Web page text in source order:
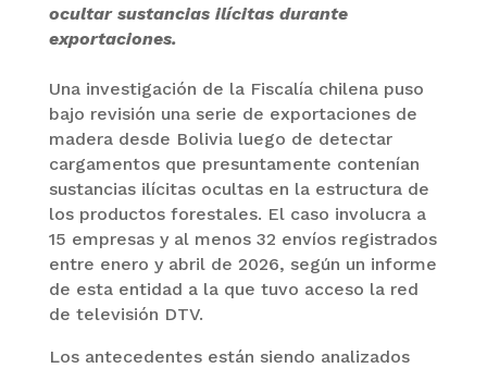
ocultar sustancias ilícitas durante
exportaciones.
Una investigación de la Fiscalía chilena puso
bajo revisión una serie de exportaciones de
madera desde Bolivia luego de detectar
cargamentos que presuntamente contenían
sustancias ilícitas ocultas en la estructura de
los productos forestales. El caso involucra a
15 empresas y al menos 32 envíos registrados
entre enero y abril de 2026, según un informe
de esta entidad a la que tuvo acceso la red
de televisión DTV.
Los antecedentes están siendo analizados